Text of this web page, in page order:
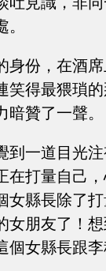
身份，在酒
笑得最猥瑣
贊了一聲。
到一道目光
在打量自己
女縣長除了
女朋友了！
個女縣長跟